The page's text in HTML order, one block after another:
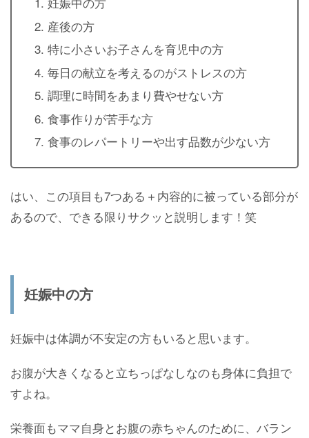
産後の方
特に小さいお子さんを育児中の方
毎日の献立を考えるのがストレスの方
調理に時間をあまり費やせない方
食事作りが苦手な方
食事のレパートリーや出す品数が少ない方
はい、この項目も7つある＋内容的に被っている部分が
あるので、できる限りサクッと説明します！笑
妊娠中の方
妊娠中は体調が不安定の方もいると思います。
お腹が大きくなると立ちっぱなしなのも身体に負担で
すよね。
栄養面もママ自身とお腹の赤ちゃんのために、バラン